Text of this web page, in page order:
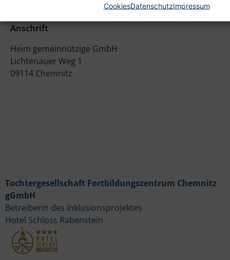
CookiesDatenschutzImpressum
Anschrift
Heim gemeinnützige GmbH
Lichtenauer Weg 1
09114 Chemnitz
Tochtergesellschaft Fortbildungszentrum Chemnitz
gGmbH
Betreiberin des Inklusionsprojektes
Hotel Schloss Rabenstein